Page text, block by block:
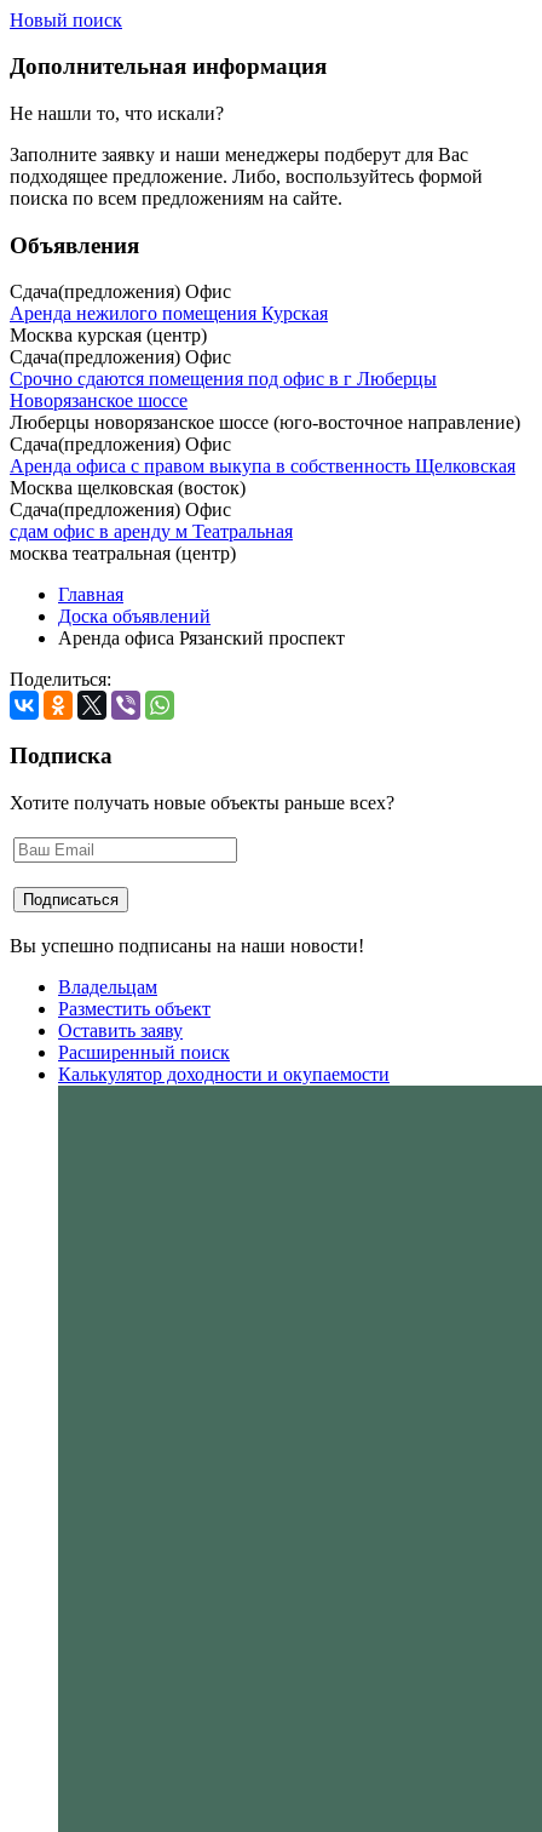
Новый поиск
Дополнительная информация
Не нашли то, что искали?
Заполните заявку и наши менеджеры подберут для Вас
подходящее предложение. Либо, воспользуйтесь формой
поиска по всем предложениям на сайте.
Объявления
Сдача(предложения) Офис
Аренда нежилого помещения Курская
Москва курская (центр)
Сдача(предложения) Офис
Срочно сдаются помещения под офис в г Люберцы
Новорязанское шоссе
Люберцы новорязанское шоссе (юго-восточное направление)
Сдача(предложения) Офис
Аренда офиса с правом выкупа в собственность Щелковская
Москва щелковская (восток)
Сдача(предложения) Офис
сдам офис в аренду м Театральная
москва театральная (центр)
Главная
Доска объявлений
Аренда офиса Рязанский проспект
Поделиться:
Подписка
Хотите получать новые объекты раньше всех?
Вы успешно подписаны на наши новости!
Владельцам
Разместить объект
Оставить заяву
Расширенный поиск
Калькулятор доходности и окупаемости